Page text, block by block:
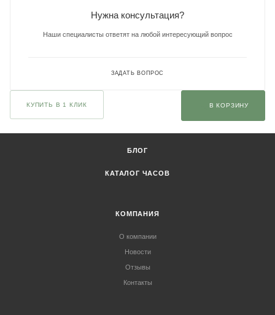
Нужна консультация?
Наши специалисты ответят на любой интересующий вопрос
ЗАДАТЬ ВОПРОС
КУПИТЬ В 1 КЛИК В КОРЗИНУ
БЛОГ
КАТАЛОГ ЧАСОВ
КОМПАНИЯ
О компании
Новости
Отзывы
Контакты